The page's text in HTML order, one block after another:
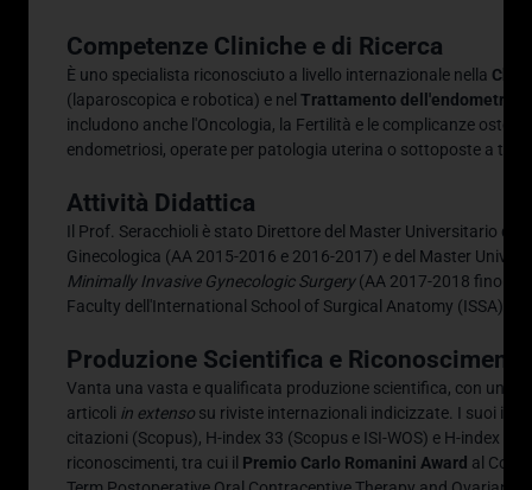
Competenze Cliniche e di Ricerca
È uno specialista riconosciuto a livello internazionale nella
(laparoscopica e robotica) e nel Trattamento dell'endometriosi
includono anche l'Oncologia, la Fertilità e le complicanze
endometriosi, operate per patologia uterina o sottoposte a
Attività Didattica
Il Prof. Seracchioli è stato Direttore del Master Universitario di
Ginecologica (AA 2015-2016 e 2016-2017) e del Master
Minimally Invasive Gynecologic Surgery(AA 2017-2018 fino a
Faculty dell'International School of Surgical Anatomy (ISSA)
Produzione Scientifica e Riconoscimenti
Vanta una vasta e qualificata produzione scientifica, con un
articoli in extenso su riviste internazionali indicizzate I suoi
citazioni (Scopus), H-index 33 (Scopus e ISI-WOS) e H-index 45
riconoscimenti, tra cui il Premio Carlo Romanini Award al